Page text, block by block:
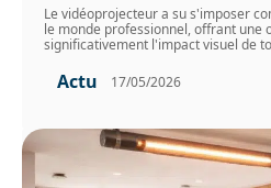
Le vidéoprojecteur a su s'imposer
le monde professionnel, offrant une
significativement l'impact visuel de
Actu 17/05/2026